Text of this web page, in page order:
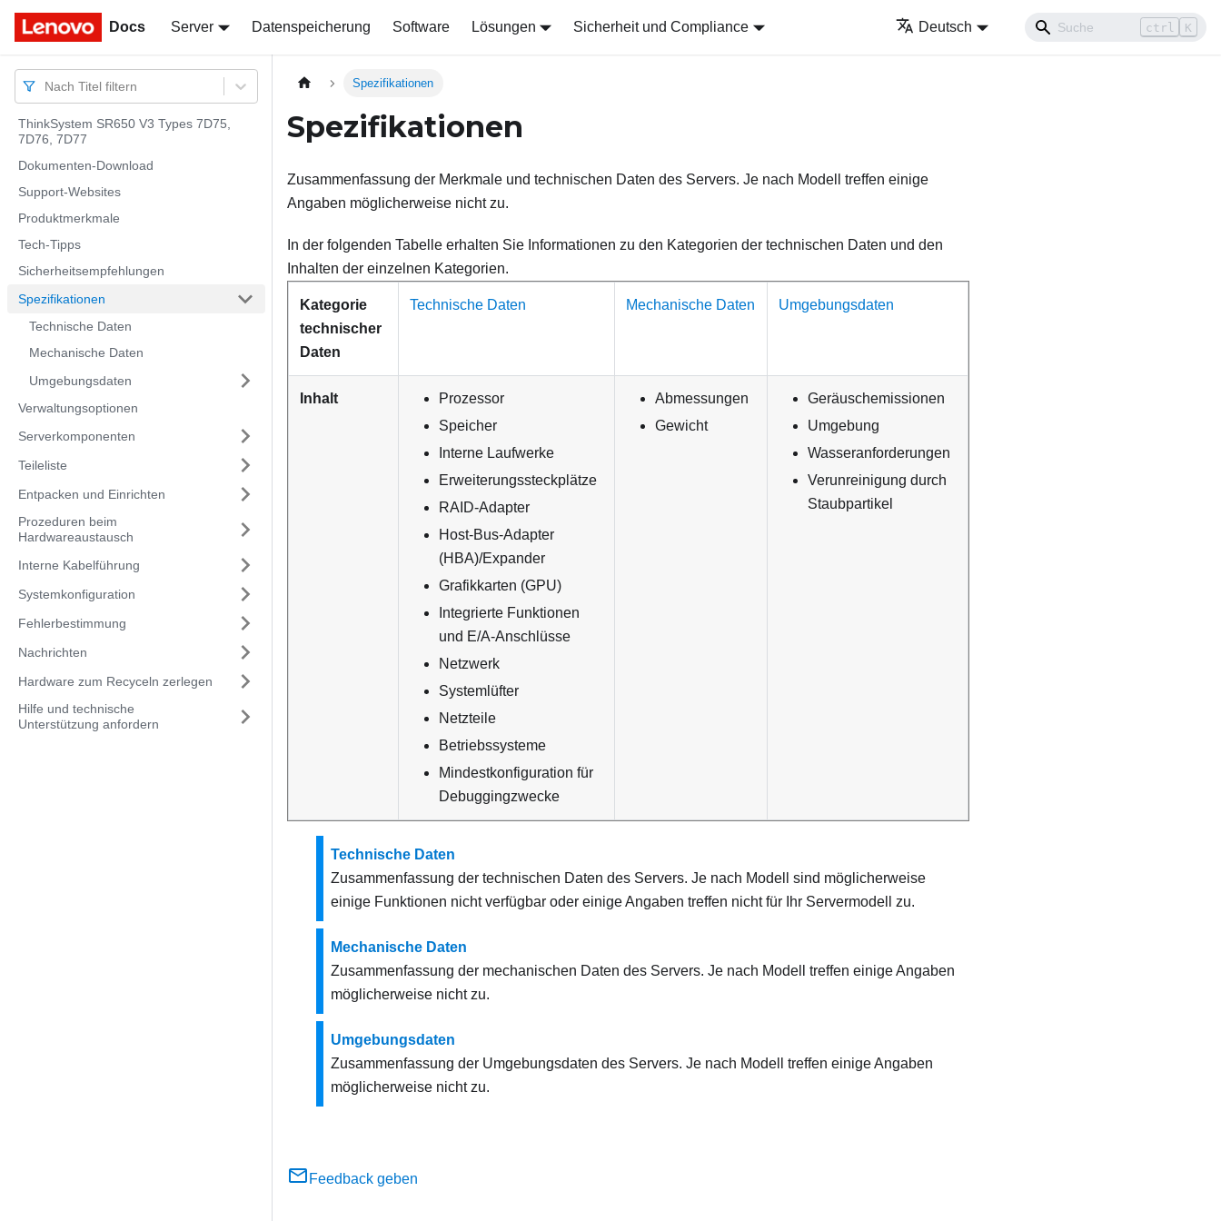
Docs Server Datenspeicherung Software Lösungen Sicherheit und Compliance Deutsch ctrl K
Docs
Nach Titel filtern
ThinkSystem SR650 V3 Types 7D75,
7D76, 7D77
Dokumenten-Download
Support-Websites
Produktmerkmale
Tech-Tipps
Sicherheitsempfehlungen
Spezifikationen
Technische Daten
Mechanische Daten
Umgebungsdaten
Verwaltungsoptionen
Serverkomponenten
Teileliste
Entpacken und Einrichten
Prozeduren beim
Hardwareaustausch
Interne Kabelführung
Systemkonfiguration
Fehlerbestimmung
Nachrichten
Hardware zum Recyceln zerlegen
Hilfe und technische
Unterstützung anfordern
Spezifikationen
Spezifikationen
Zusammenfassung der Merkmale und technischen Daten des Servers. Je nach Modell treffen einige
Angaben möglicherweise nicht zu.
In der folgenden Tabelle erhalten Sie Informationen zu den Kategorien der technischen Daten und den
Inhalten der einzelnen Kategorien.
Kategorie
technischer
Daten
Technische Daten Mechanische Daten Umgebungsdaten
Inhalt
Prozessor
Speicher
Interne Laufwerke
Erweiterungssteckplätze
RAID-Adapter
Host-Bus-Adapter
(HBA)/Expander
Grafikkarten (GPU)
Integrierte Funktionen
und E/A-Anschlüsse
Netzwerk
Systemlüfter
Netzteile
Betriebssysteme
Mindestkonfiguration für
Debuggingzwecke
Abmessungen
Gewicht
Geräuschemissionen
Umgebung
Wasseranforderungen
Verunreinigung durch
Staubpartikel
Technische Daten
Zusammenfassung der technischen Daten des Servers. Je nach Modell sind möglicherweise
einige Funktionen nicht verfügbar oder einige Angaben treffen nicht für Ihr Servermodell zu.
Mechanische Daten
Zusammenfassung der mechanischen Daten des Servers. Je nach Modell treffen einige Angaben
möglicherweise nicht zu.
Umgebungsdaten
Zusammenfassung der Umgebungsdaten des Servers. Je nach Modell treffen einige Angaben
möglicherweise nicht zu.
Feedback geben